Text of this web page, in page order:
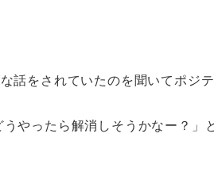
話をされていたのを聞いてポジ
やったら解消しそうかなー？」